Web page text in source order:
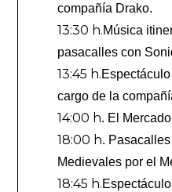
compañía Drako.
13:30 h.Música
pasacalles con
13:45 h.
cargo de la
14:00 h. El
18:00 h.
Medievales por el
18:45 h.